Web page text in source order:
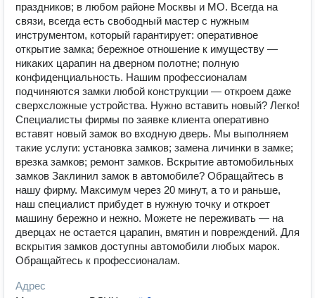
праздников; в любом районе Москвы и МО. Всегда на
связи, всегда есть свободный мастер с нужным
инструментом, который гарантирует: оперативное
открытие замка; бережное отношение к имуществу —
никаких царапин на дверном полотне; полную
конфиденциальность. Нашим профессионалам
подчиняются замки любой конструкции — откроем даже
сверхсложные устройства. Нужно вставить новый? Легко!
Специалисты фирмы по заявке клиента оперативно
вставят новый замок во входную дверь. Мы выполняем
такие услуги: установка замков; замена личинки в замке;
врезка замков; ремонт замков. Вскрытие автомобильных
замков Заклинил замок в автомобиле? Обращайтесь в
нашу фирму. Максимум через 20 минут, а то и раньше,
наш специалист прибудет в нужную точку и откроет
машину бережно и нежно. Можете не переживать — на
дверцах не остается царапин, вмятин и повреждений. Для
вскрытия замков доступны автомобили любых марок.
Обращайтесь к профессионалам.
Адрес